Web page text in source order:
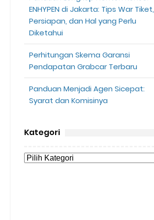
ENHYPEN di Jakarta: Tips War Tiket,
Persiapan, dan Hal yang Perlu
Diketahui
Perhitungan Skema Garansi
Pendapatan Grabcar Terbaru
Panduan Menjadi Agen Sicepat:
Syarat dan Komisinya
Kategori